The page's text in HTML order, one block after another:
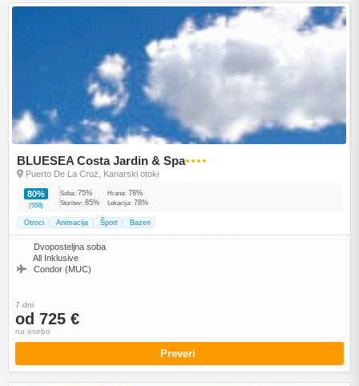
BLUESEA Costa Jardin & Spa●●●●
Puerto De La Cruz, Kanarski otoki
80%
(558)
Soba: 75% Hrana: 78%
Storitev: 85% Lokacija: 78%
Otroci Animacija Šport Bazen
Dvoposteljna soba
All Inklusive
Condor (MUC)
7 dni
od 725 €
na osebo
Preveri